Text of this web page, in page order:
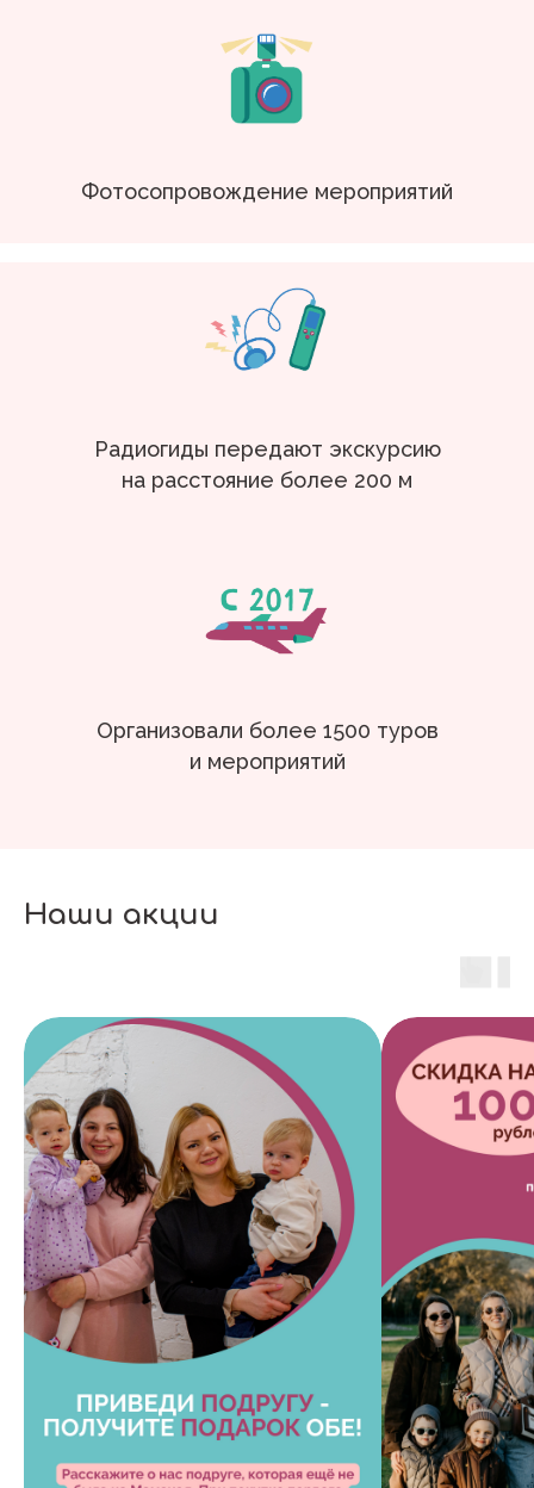
Фотосопровождение мероприятий
Радиогиды передают экскурсию
на расстояние более 200 м
Организовали более 1500 туров
и мероприятий
Наши акции